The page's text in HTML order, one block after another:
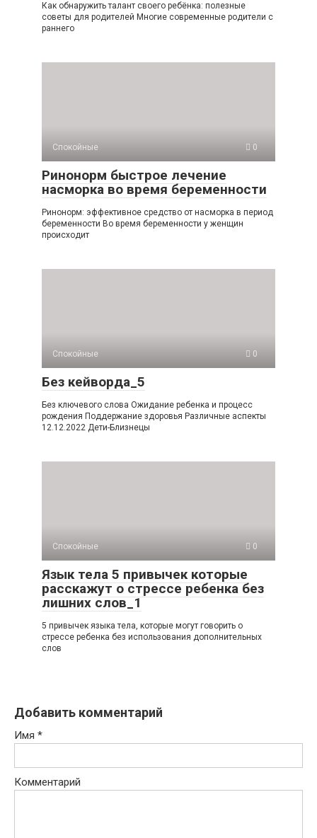
Как обнаружить талант своего ребёнка: полезные
советы для родителей Многие современные родители с
раннего
Спокойные 0
Ринонорм быстрое лечение
насморка во время беременности
Ринонорм: эффективное средство от насморка в период
беременности Во время беременности у женщин
происходит
Спокойные 0
Без кейворда_5
Без ключевого слова Ожидание ребенка и процесс
рождения Поддержание здоровья Различные аспекты
12.12.2022 Дети-Близнецы
Спокойные 0
Язык тела 5 привычек которые
расскажут о стрессе ребенка без
лишних слов_1
5 привычек языка тела, которые могут говорить о
стрессе ребенка без использования дополнительных
слов
Добавить комментарий
Имя *
Комментарий